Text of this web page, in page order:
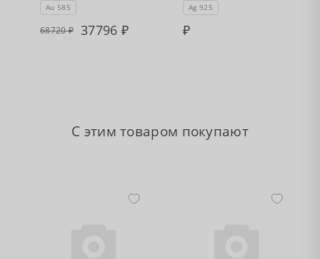
Au 585
68720 37796
Ag 925
С этим товаром покупают